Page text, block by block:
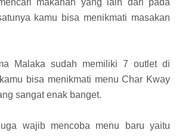
makanan yang lain dari pada
kamu bisa menikmati masakan
Malaka sudah memiliki 7 outlet di
bisa menikmati menu Char Kway
sangat enak banget.
wajib mencoba menu baru yaitu